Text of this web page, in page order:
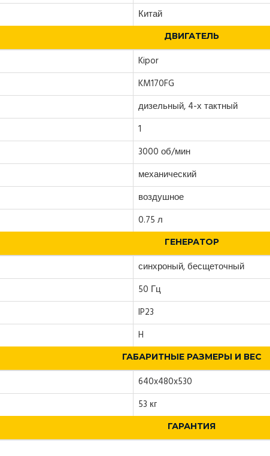
Китай
ДВИГАТЕЛЬ
Kipor
KM170FG
дизельный, 4-х тактный
1
3000 об/мин
механический
воздушное
0.75 л
ГЕНЕРАТОР
синхроный, бесщеточный
50 Гц
IP23
H
ГАБАРИТНЫЕ РАЗМЕРЫ И ВЕС
640x480x530
53 кг
ГАРАНТИЯ